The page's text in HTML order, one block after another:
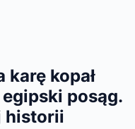
kopał
posąg.
historii